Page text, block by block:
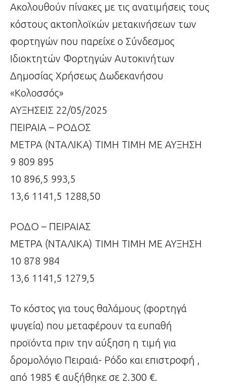
Ακολουθούν πίνακες με τις ανατιμήσεις τους
κόστους ακτοπλοϊκών μετακινήσεων των
φορτηγών που παρείχε ο Σύνδεσμος
Ιδιοκτητών Φορτηγών Αυτοκινήτων
Δημοσίας Χρήσεως Δωδεκανήσου
«Κολοσσός»
ΑΥΞΗΣΕΙΣ 22/05/2025
ΠΕΙΡΑΙΑ – ΡΟΔΟΣ
ΜΕΤΡΑ (ΝΤΑΛΙΚΑ) ΤΙΜΗ ΤΙΜΗ ΜΕ ΑΥΞΗΣΗ
9 809 895
10 896,5 993,5
13,6 1141,5 1288,50
ΡΟΔΟ – ΠΕΙΡΑΙΑΣ
ΜΕΤΡΑ (ΝΤΑΛΙΚΑ) ΤΙΜΗ ΤΙΜΗ ΜΕ ΑΥΞΗΣΗ
10 878 984
13,6 1141,5 1279,5
Το κόστος για τους θαλάμους (φορτηγά
ψυγεία) που μεταφέρουν τα ευπαθή
προϊόντα πριν την αύξηση η τιμή για
δρομολόγιο Πειραιά- Ρόδο και επιστροφή ,
από 1985 € αυξήθηκε σε 2.300 €.